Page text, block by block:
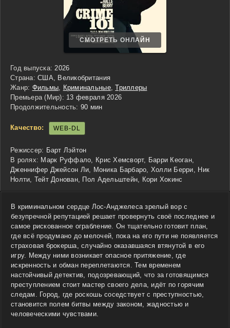
СМОТРЕТЬ ОНЛАЙН
Год выпуска: 2026
Страна: США, Великобритания
Жанр: Фильмы Криминальные,Триллеры
Премьера (Мир): 13 февраля 2026
Продолжительность: 90 мин
Качество: WEB-DL
Режиссер: Барт Лэйтон
В ролях: Марк Руффало, Крис Хемсворт, Барри Кеоган,
Дженнифер Джейсон Ли, Моника Барбаро, Холли Берри, Ник
Нолти, Тейт Донован, Пол Адельштейн, Кори Хокинс
В криминальном сердце Лос-Анджелеса зрелый вор с
безупречной репутацией решает провернуть своё последнее и
самое рискованное ограбление. Он тщательно готовит план,
где всё продумано до мелочей, пока на его пути не появляется
страховая брокерша, случайно оказавшаяся втянутой в его
игру. Между ними возникает опасное притяжение, где
искренность и обман переплетаются. Тем временем
настойчивый детектив, подозревающий, что за готовящимся
преступлением стоит мастер своего дела, идёт по горячим
следам. Город, где роскошь соседствует с преступностью,
становится полем битвы между законом, жадностью и
человеческими чувствами.